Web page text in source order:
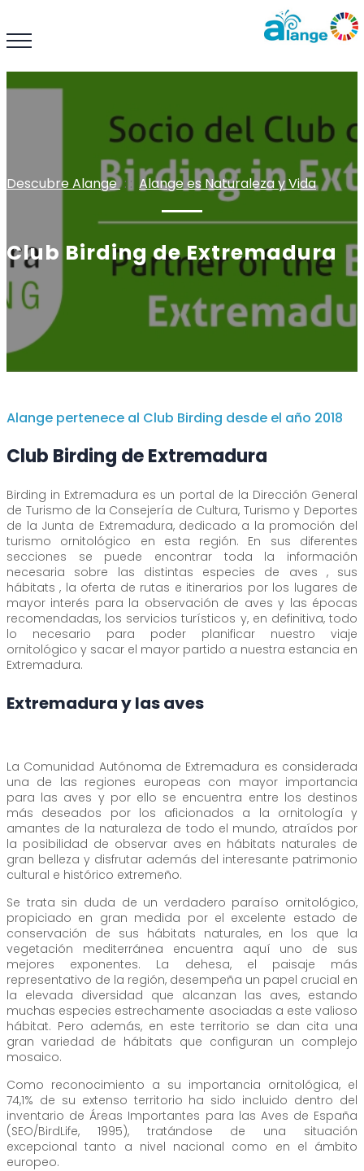
Descubre Alange : : Alange es Naturaleza y Vida
Club Birding de Extremadura
Alange pertenece al Club Birding desde el año 2018
Club Birding de Extremadura
Birding in Extremadura es un portal de la Dirección General
de Turismo de la Consejería de Cultura, Turismo y Deportes
de la Junta de Extremadura, dedicado a la promoción del
turismo ornitológico en esta región. En sus diferentes
secciones se puede encontrar toda la información
necesaria sobre las distintas especies de aves , sus
hábitats , la oferta de rutas e itinerarios por los lugares de
mayor interés para la observación de aves y las épocas
recomendadas, los servicios turísticos y, en definitiva, todo
lo necesario para poder planificar nuestro viaje
ornitológico y sacar el mayor partido a nuestra estancia en
Extremadura.
Extremadura y las aves
La Comunidad Autónoma de Extremadura es considerada
una de las regiones europeas con mayor importancia
para las aves y por ello se encuentra entre los destinos
más deseados por los aficionados a la ornitología y
amantes de la naturaleza de todo el mundo, atraídos por
la posibilidad de observar aves en hábitats naturales de
gran belleza y disfrutar además del interesante patrimonio
cultural e histórico extremeño.
Se trata sin duda de un verdadero paraíso ornitológico,
propiciado en gran medida por el excelente estado de
conservación de sus hábitats naturales, en los que la
vegetación mediterránea encuentra aquí uno de sus
mejores exponentes. La dehesa, el paisaje más
representativo de la región, desempeña un papel crucial en
la elevada diversidad que alcanzan las aves, estando
muchas especies estrechamente asociadas a este valioso
hábitat. Pero además, en este territorio se dan cita una
gran variedad de hábitats que configuran un complejo
mosaico.
Como reconocimiento a su importancia ornitológica, el
74,1% de su extenso territorio ha sido incluido dentro del
inventario de Áreas Importantes para las Aves de España
(SEO/BirdLife, 1995), tratándose de una situación
excepcional tanto a nivel nacional como en el ámbito
europeo.